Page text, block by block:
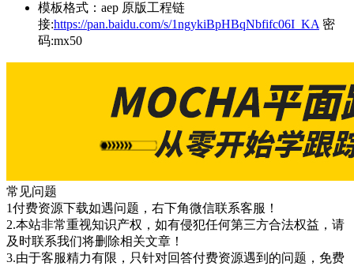
模板格式：aep 原版工程链
接:https://pan.baidu.com/s/1ngykiBpHBqNbfifc06I_KA密
码:mx50
常见问题
1付费资源下载如遇问题，右下角微信联系客服！
2.本站非常重视知识产权，如有侵犯任何第三方合法权益，请
及时联系我们将删除相关文章！
3.由于客服精力有限，只针对回答付费资源遇到的问题，免费